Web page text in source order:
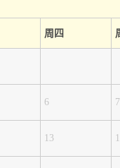
周四
6 7
13